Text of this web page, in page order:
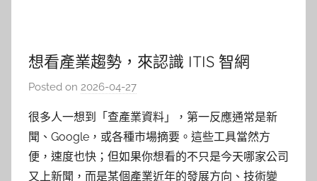
想看產業趨勢，來認識 ITIS 智網
Posted on 2026-04-27
柯
文
仁
很多人一想到「查產業資料」，第一反應通常是新
聞、Google，或各種市場摘要。這些工具當然方
便，速度也快；但如果你想看的不只是今天哪家公司
又上新聞，而是某個產業近年的發展方向、技術變